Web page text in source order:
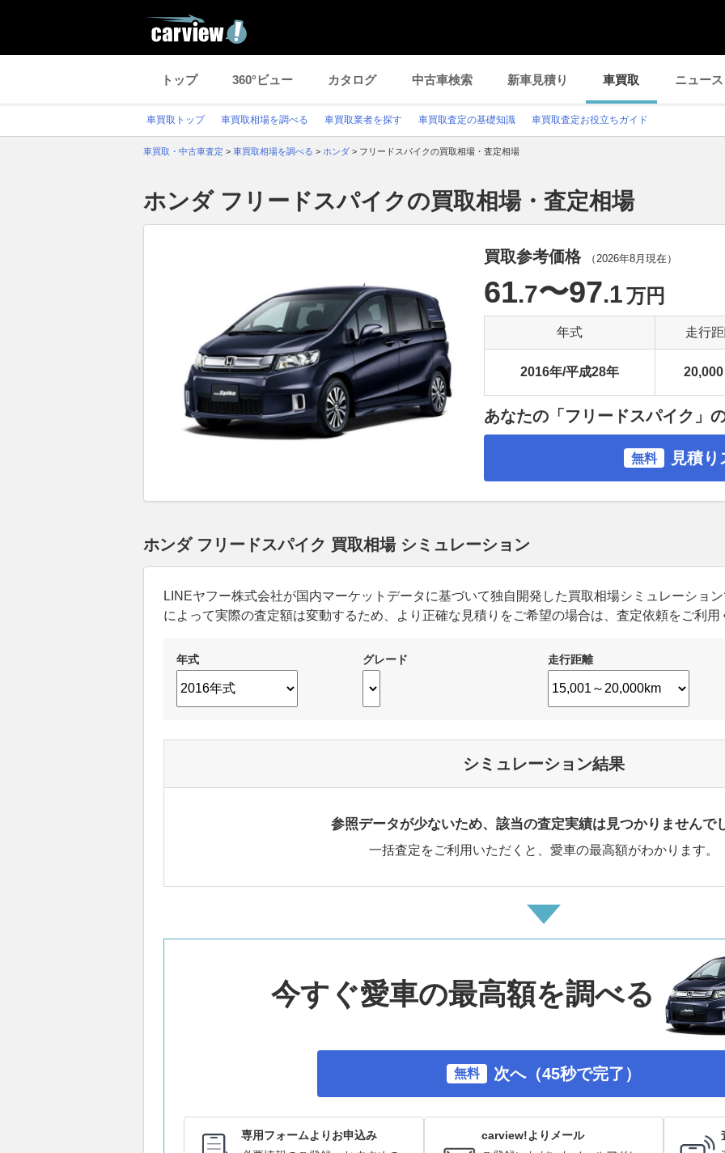
トップ 360°ビュー カタログ 中古車検索 新車見積り 車買取 ニュース
車買取トップ 車買取相場を調べる 車買取業者を探す 車買取査定の基礎知識 車買取査定お役立ちガイド
車買取・中古車査定 > 車買取相場を調べる > ホンダ > フリードスパイクの買取相場・査定相場
ホンダ フリードスパイクの買取相場・査定相場
買取参考価格 （2026年8月 現在）
61.7〜97.1万円
年式 走行
2016年/平成28年 20,000
あなたの「フリードスパイク」
無料 見積
ホンダ フリードスパイク 買取相場 シミュレーション
LINEヤフー株式会社が国内マーケットデータに基づいて独自開発した買取相場シミュレーショ
によって実際の査定額は変動するため、より正確な見積りをご希望の場合は、査定依頼をご利用
年式 グレード 走行距離
シミュレーション結果
参照データが少ないため、該当の査定実績は見つかりませんで
一括査定をご利用いただくと、愛車の最高額がわかります。
今すぐ愛車の最高額を調べる
無料 次へ（45秒で完了）
専用フォームよりお申込み
carview!よりメール